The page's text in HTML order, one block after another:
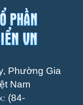
Phường Gia
Nam
(84-